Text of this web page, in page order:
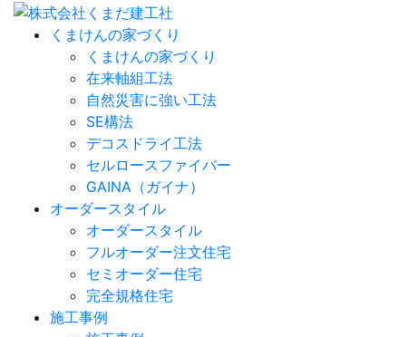
くまけんの家づくり
くまけんの家づくり
在来軸組工法
自然災害に強い工法
SE構法
デコスドライ工法
セルロースファイバー
GAINA（ガイナ）
オーダースタイル
オーダースタイル
フルオーダー注文住宅
セミオーダー住宅
完全規格住宅
施工事例